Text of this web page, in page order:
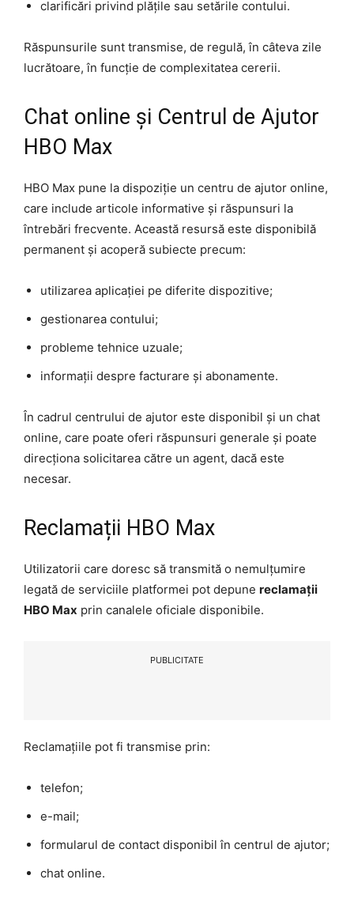
clarificări privind plățile sau setările contului.
Răspunsurile sunt transmise, de regulă, în câteva zile
lucrătoare, în funcție de complexitatea cererii.
Chat online și Centrul de Ajutor
HBO Max
HBO Max pune la dispoziție un centru de ajutor online,
care include articole informative și răspunsuri la
întrebări frecvente. Această resursă este disponibilă
permanent și acoperă subiecte precum:
utilizarea aplicației pe diferite dispozitive;
gestionarea contului;
probleme tehnice uzuale;
informații despre facturare și abonamente.
În cadrul centrului de ajutor este disponibil și un chat
online, care poate oferi răspunsuri generale și poate
direcționa solicitarea către un agent, dacă este
necesar.
Reclamații HBO Max
Utilizatorii care doresc să transmită o nemulțumire
legată de serviciile platformei pot depune reclamații
HBO Max prin canalele oficiale disponibile.
PUBLICITATE
Reclamațiile pot fi transmise prin:
telefon;
e-mail;
formularul de contact disponibil în centrul de ajutor;
chat online.